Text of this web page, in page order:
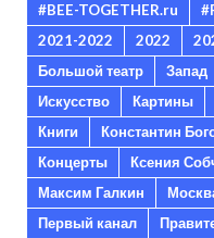
#BEE-TOGETHER.ru
2021-2022
2022
Большой театр
Запад
Искусство
Картины
Книги
Константин
Концерты
Ксения
Максим Галкин
Первый канал